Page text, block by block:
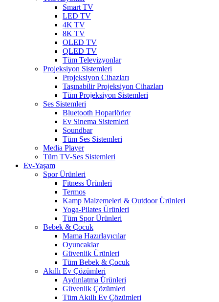
Smart TV
LED TV
4K TV
8K TV
OLED TV
QLED TV
Tüm Televizyonlar
Projeksiyon Sistemleri
Projeksiyon Cihazları
Taşınabilir Projeksiyon Cihazları
Tüm Projeksiyon Sistemleri
Ses Sistemleri
Bluetooth Hoparlörler
Ev Sinema Sistemleri
Soundbar
Tüm Ses Sistemleri
Media Player
Tüm TV-Ses Sistemleri
Ev-Yaşam
Spor Ürünleri
Fitness Ürünleri
Termos
Kamp Malzemeleri & Outdoor Ürünleri
Yoga-Pilates Ürünleri
Tüm Spor Ürünleri
Bebek & Çocuk
Mama Hazırlayıcılar
Oyuncaklar
Güvenlik Ürünleri
Tüm Bebek & Çocuk
Akıllı Ev Çözümleri
Aydınlatma Ürünleri
Güvenlik Çözümleri
Tüm Akıllı Ev Çözümleri